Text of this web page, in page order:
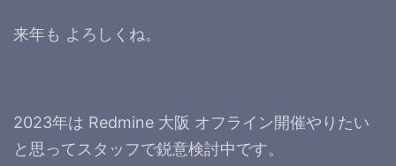
来年も よろしくね。
2023年は Redmine 大阪 オフライン開催やりたい
と思ってスタッフで鋭意検討中です。